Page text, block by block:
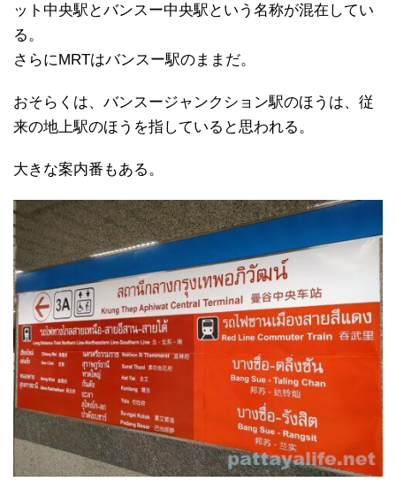
ット中央駅とバンスー中央駅という名称が混在してい
る。
さらにMRTはバンスー駅のままだ。
おそらくは、バンスージャンクション駅のほうは、従
来の地上駅のほうを指していると思われる。
大きな案内番もある。